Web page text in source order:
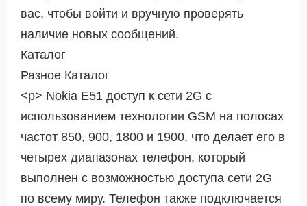
вас, чтобы войти и вручную проверять
наличие новых сообщений.
Каталог
Разное Каталог
<р> Nokia E51 доступ к сети 2G с
использованием технологии GSM на полосах
частот 850, 900, 1800 и 1900, что делает его в
четырех диапазонах телефон, который
выполнен с возможностью доступа сети 2G
по всему миру. Телефон также подключается